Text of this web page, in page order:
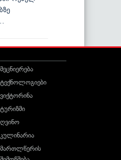
მეცნიერება
ტექნოლოგიები
ვიქტორინა
ტურიზმი
ღვინო
კულინარია
მართლწერის